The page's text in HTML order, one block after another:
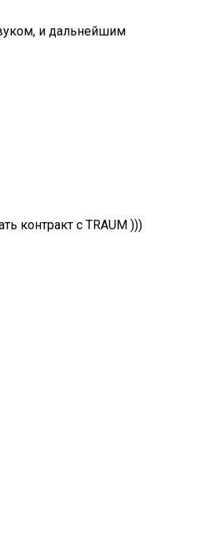
и дальнейшим
контракт с TRAUM )))